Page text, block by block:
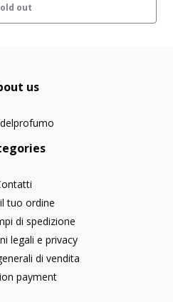
out
us
tuo ordine
di spedizione
legali e privacy
di vendita
payment